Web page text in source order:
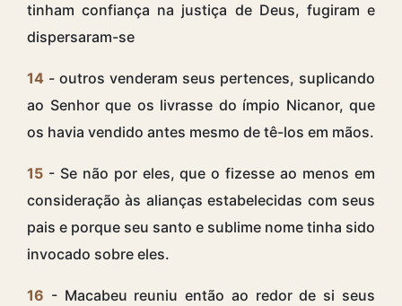
tinham confiança na justiça de Deus, fugiram e
dispersaram-se
14 - outros venderam seus pertences, suplicando
ao Senhor que os livrasse do ímpio Nicanor, que
os havia vendido antes mesmo de tê-los em mãos.
15 - Se não por eles, que o fizesse ao menos em
consideração às alianças estabelecidas com seus
pais e porque seu santo e sublime nome tinha sido
invocado sobre eles.
16 - Macabeu reuniu então ao redor de si seus